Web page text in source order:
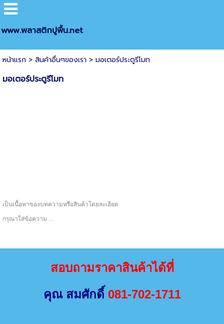
www.พลาสติกปูพื้น.net
หน้าแรก> สินค้าอื่นๆของเรา> มอเตอร์ประตูรีโมท
มอเตอร์ประตูรีโมท
เป็นเนื้อหาของบทความหรือสินค้าโดยละเอียด
กรุณาใส่ข้อความ …
สอบถามราคาสินค้าได้ที่
คุณ สมศักดิ์ 081-702-1711